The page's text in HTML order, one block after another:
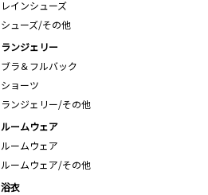
レインシューズ
シューズ/その他
ランジェリー
ブラ＆フルバック
ショーツ
ランジェリー/その他
ルームウェア
ルームウェア
ルームウェア/その他
浴衣